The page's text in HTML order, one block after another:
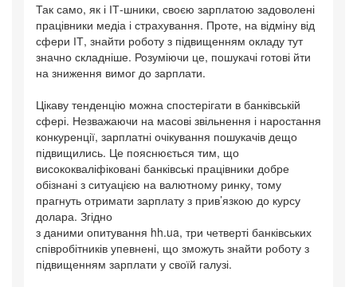
Так само, як і ІТ-шники, своєю зарплатою задоволені
працівники медіа і страхування. Проте, на відміну від
сфери ІТ, знайти роботу з підвищенням окладу тут
значно складніше. Розуміючи це, пошукачі готові йти
на зниження вимог до зарплати.
Цікаву тенденцію можна спостерігати в банківській
сфері. Незважаючи на масові звільнення і наростання
конкуренції, зарплатні очікування пошукачів дещо
підвищились. Це пояснюється тим, що
висококваліфіковані банківські працівники добре
обізнані з ситуацією на валютному ринку, тому
прагнуть отримати зарплату з прив’язкою до курсу
долара. Згідно
з даними опитування hh.ua, три четверті банківських
співробітників упевнені, що зможуть знайти роботу з
підвищенням зарплати у своїй галузі.